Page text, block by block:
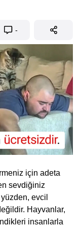
-
için adeta
sevdiğiniz
evcil
Hayvanlar,
insanlarla